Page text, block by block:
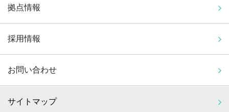
拠点情報
採用情報
お問い合わせ
サイトマップ